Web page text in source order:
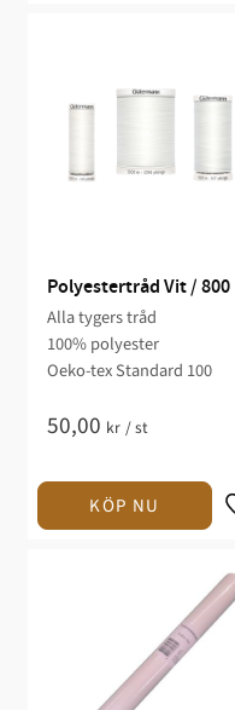
Polyestertråd Vit / 800
Alla tygers tråd
100% polyester
Oeko-tex Standard 100
50,00 kr /st